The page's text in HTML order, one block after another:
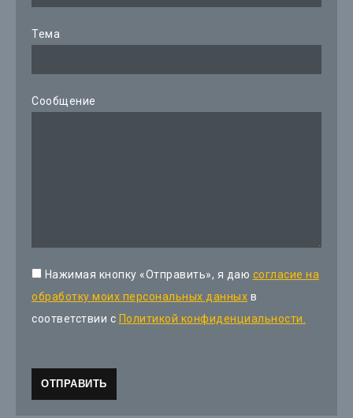
Тема
Сообщение
Нажимая кнопку «Отправить», я даю согласие на
обработку моих персональных данных в
соответствии с Политикой конфиденциальности.